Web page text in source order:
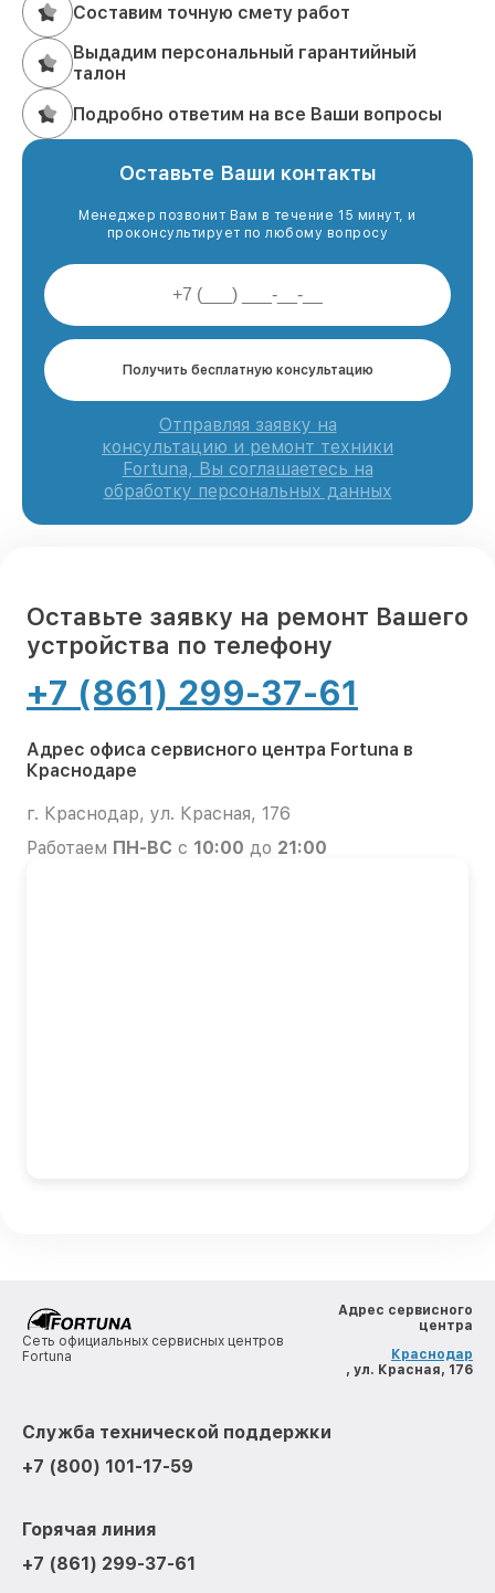
Составим точную смету работ
Выдадим персональный гарантийный
талон
Подробно ответим на все Ваши вопросы
Оставьте Ваши контакты
Менеджер позвонит Вам в течение 15 минут, и
проконсультирует по любому вопросу
Получить бесплатную консультацию
Отправляя заявку на
консультацию и ремонт техники
Fortuna, Вы соглашаетесь на
обработку персональных данных
Оставьте заявку на ремонт Вашего
устройства по телефону
+7 (861) 299-37-61
Адрес офиса сервисного центра Fortuna в
Краснодаре
г. Краснодар, ул. Красная, 176
Работаем ПН-ВС с 10:00 до 21:00
Сеть официальных сервисных центров
Fortuna
Адрес сервисного
центра
Краснодар
, ул. Красная, 176
Служба технической поддержки
+7 (800) 101-17-59
Горячая линия
+7 (861) 299-37-61